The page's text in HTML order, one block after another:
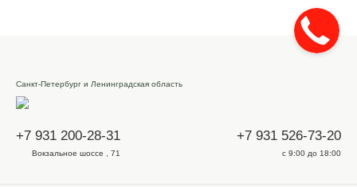
Санкт-Петербург и Ленинградская область
+7 931 200-28-31
Вокзальное шоссе , 71
+7 931 526-73-20
с 9:00 до 18:00